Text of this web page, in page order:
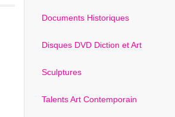
Documents Historiques
Disques DVD Diction et Art
Sculptures
Talents Art Contemporain